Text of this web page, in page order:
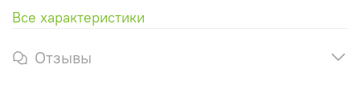
Все характеристики
Отзывы